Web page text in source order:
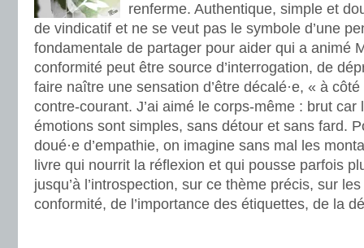
renferme. Authentique, simple et
de vindicatif et ne se veut pas le symbole d’une
fondamentale de partager pour aider qui a animé
conformité peut être source d’interrogation, de
faire naître une sensation d’être décalé·e, « à
contre-courant. J’ai aimé le corps-même : brut car
émotions sont simples, sans détour et sans fard.
doué·e d’empathie, on imagine sans mal les
livre qui nourrit la réflexion et qui pousse parfois
jusqu’à l’introspection, sur ce thème précis, sur
conformité, de l’importance des étiquettes, de la